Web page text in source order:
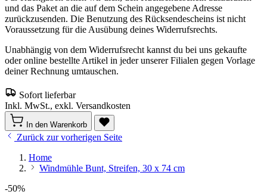
und das Paket an die auf dem Schein angegebene Adresse
zurückzusenden. Die Benutzung des Rücksendescheins ist nicht
Voraussetzung für die Ausübung deines Widerrufsrechts.
Unabhängig von dem Widerrufsrecht kannst du bei uns gekaufte
oder online bestellte Artikel in jeder unserer Filialen gegen Vorlage
deiner Rechnung umtauschen.
Sofort lieferbar
Inkl. MwSt., exkl. Versandkosten
In den Warenkorb
Zurück zur vorherigen Seite
Home
Windmühle Bunt, Streifen, 30 x 74 cm
-50%